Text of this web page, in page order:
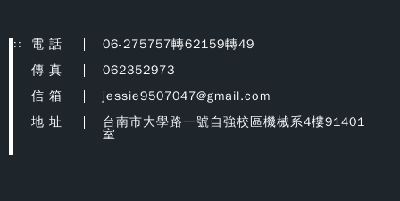
::: 電 話
06-275757轉62159轉49
傳 真
062352973
信 箱
jessie9507047@gmail.com
地 址
台南市大學路一號自強校區機械系4樓91401
室